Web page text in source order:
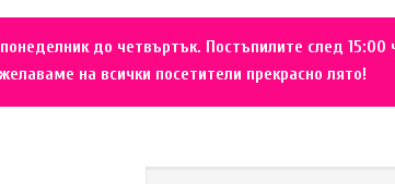
до четвъртък. Постъпилите след
на всички посетители прекрасно лято!